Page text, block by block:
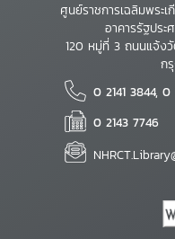
ศูนย์ราชการเฉลิมพระ
อาคารรัฐปร
120 หมู่ที่ 3 ถนนแจ้ง
ก
0 2141 3844, 0
0 2143 7746